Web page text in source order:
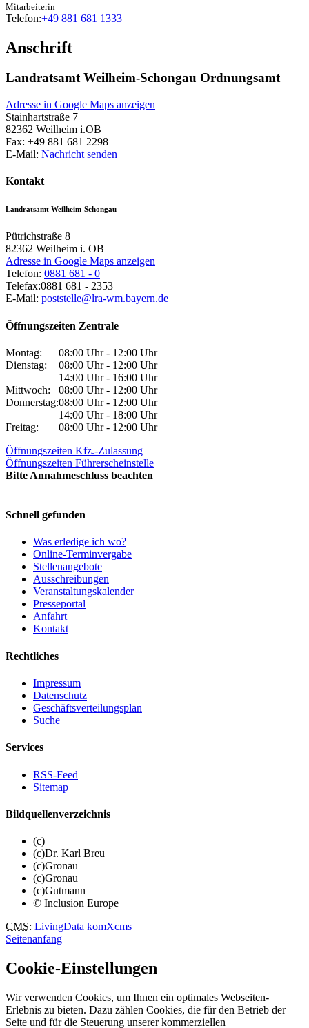
Mitarbeiterin
Telefon:+49 881 681 1333
Anschrift
Landratsamt Weilheim-Schongau Ordnungsamt
Adresse in Google Maps anzeigen
Stainhartstraße 7
82362 Weilheim i.OB
Fax: +49 881 681 2298
E-Mail: Nachricht senden
Kontakt
Landratsamt Weilheim-Schongau
Pütrichstraße 8
82362 Weilheim i. OB
Adresse in Google Maps anzeigen
Telefon: 0881 681 - 0
Telefax:0881 681 - 2353
E-Mail: poststelle@lra-wm.bayern.de
Öffnungszeiten Zentrale
Montag:
08:00 Uhr - 12:00 Uhr
Dienstag:
08:00 Uhr - 12:00 Uhr
14:00 Uhr - 16:00 Uhr
Mittwoch:
08:00 Uhr - 12:00 Uhr
Donnerstag:08:00 Uhr - 12:00 Uhr
14:00 Uhr - 18:00 Uhr
Freitag:
08:00 Uhr - 12:00 Uhr
Öffnungszeiten Kfz.-Zulassung
Öffnungszeiten Führerscheinstelle
Bitte Annahmeschluss beachten
Schnell gefunden
Was erledige ich wo?
Online-Terminvergabe
Stellenangebote
Ausschreibungen
Veranstaltungskalender
Presseportal
Anfahrt
Kontakt
Rechtliches
Impressum
Datenschutz
Geschäftsverteilungsplan
Suche
Services
RSS-Feed
Sitemap
Bildquellenverzeichnis
(c)
(c)Dr. Karl Breu
(c)Gronau
(c)Gronau
(c)Gutmann
© Inclusion Europe
CMS: LivingData komXcms
Seitenanfang
Cookie-Einstellungen
Wir verwenden Cookies, um Ihnen ein optimales Webseiten-
Erlebnis zu bieten. Dazu zählen Cookies, die für den Betrieb der
Seite und für die Steuerung unserer kommerziellen